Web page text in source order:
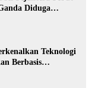
Diduga
Teknologi
Berbasis